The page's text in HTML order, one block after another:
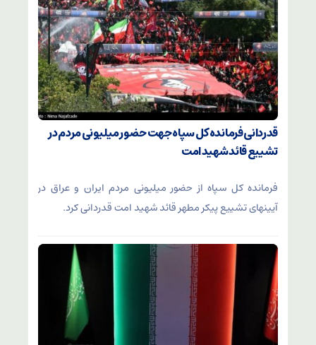
قدردانی فرمانده کل سپاه جهت حضور میلیونی مردم در
تشییع قائد شهید امت
فرمانده کل سپاه از حضور میلیونی مردم ایران و عراق در
آیینهای تشییع پیکر مطهر قائد شهید امت قدردانی کرد.